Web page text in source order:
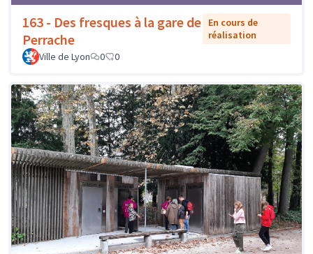
163 - Des fresques à la gare de
Perrache
En cours de
réalisation
Ville de Lyon
0 0